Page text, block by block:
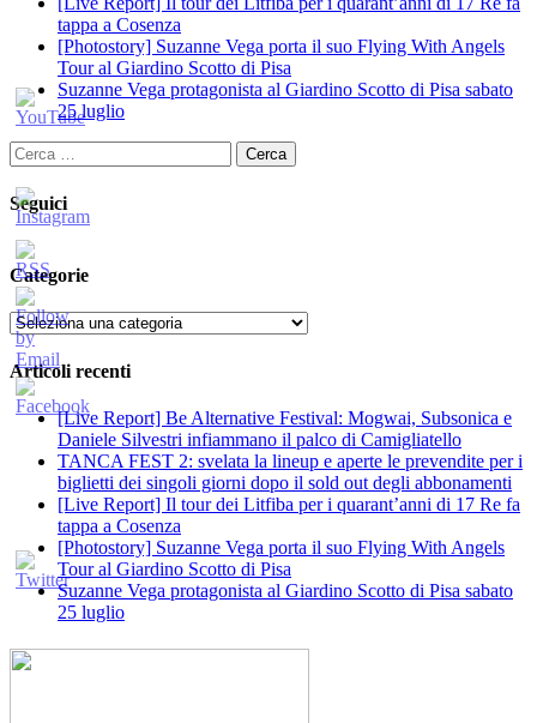
tappa a Cosenza
[Photostory] Suzanne Vega porta il suo Flying With Angels
Tour al Giardino Scotto di Pisa
Suzanne Vega protagonista al Giardino Scotto di Pisa sabato
25 luglio
Ricerca
per:
Seguici
Categorie
Categorie
Articoli recenti
[Live Report] Be Alternative Festival: Mogwai, Subsonica e
Daniele Silvestri infiammano il palco di Camigliatello
TANCA FEST 2: svelata la lineup e aperte le prevendite per i
biglietti dei singoli giorni dopo il sold out degli abbonamenti
[Live Report] Il tour dei Litfiba per i quarant’anni di 17 Re fa
tappa a Cosenza
[Photostory] Suzanne Vega porta il suo Flying With Angels
Tour al Giardino Scotto di Pisa
Suzanne Vega protagonista al Giardino Scotto di Pisa sabato
25 luglio